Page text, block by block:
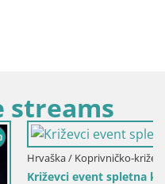
streams
/ Križevci